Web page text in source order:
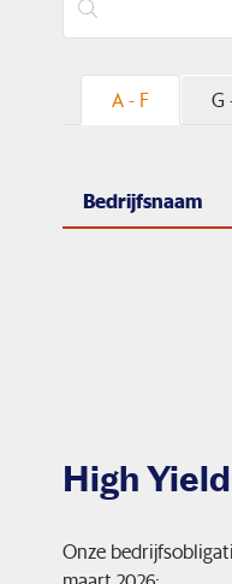
A - F G
Bedrijfsnaam
High
Onze